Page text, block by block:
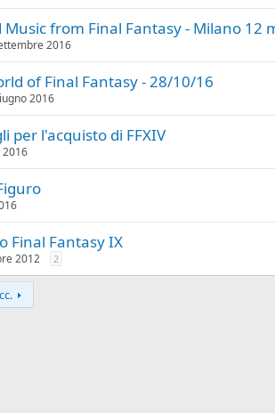
from Final Fantasy - Milano 12
2016
of Final Fantasy - 28/10/16
2016
per l'acquisto di FFXIV
2016
Final Fantasy IX
2012 2